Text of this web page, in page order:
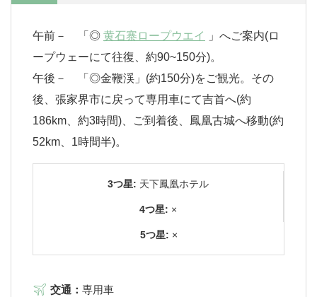
午前－ 「◎ 黄石寨ロープウエイ
」へご案内(ロ
ープウェーにて往復、約90~150分)。
午後－ 「◎金鞭渓」(約150分)をご観光。その
後、張家界市に戻って専用車にて吉首へ(約
186km、約3時間)、ご到着後、鳳凰古城へ移動(約
52km、1時間半)。
3つ星: 天下鳳凰ホテル
4つ星: ×
5つ星: ×
交通： 専用車